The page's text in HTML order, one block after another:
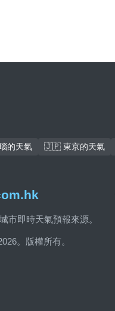
的天氣 🇯🇵 東京的天氣
市即時天氣預報來源。
。版權所有。